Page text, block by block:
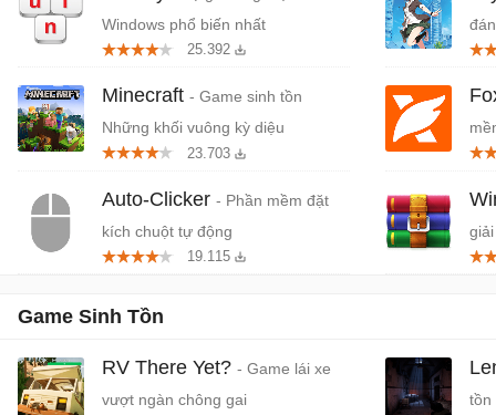
Windows phổ biến nhất
25.392
Minecraft - Game sinh tồn
Những khối vuông kỳ diệu
23.703
Auto-Clicker - Phần mềm đặt
kích chuột tự động
19.115
Game Sinh Tồn
RV There Yet? - Game lái xe
vượt ngàn chông gai
tồn